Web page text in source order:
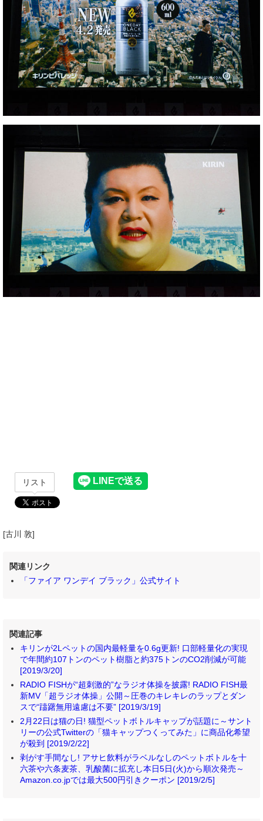
リスト
[古川 敦]
関連リンク
「ファイア ワンデイ ブラック」公式サイト
関連記事
キリンが2Lペットの国内最軽量を0.6g更新! 口部軽量化の実現
で年間約107トンのペット樹脂と約375トンのCO2削減が可能
[2019/3/20]
RADIO FISHが“超刺激的”なラジオ体操を披露! RADIO FISH最
新MV「超ラジオ体操」公開～圧巻のキレキレのラップとダン
スで“躊躇無用遠慮は不要” [2019/3/19]
2月22日は猫の日! 猫型ペットボトルキャップが話題に～サント
リーの公式Twitterの「猫キャップつくってみた」に商品化希望
が殺到 [2019/2/22]
剥がす手間なし! アサヒ飲料がラベルなしのペットボトルを十
六茶や六条麦茶、乳酸菌に拡充し本日5日(火)から順次発売～
Amazon.co.jpでは最大500円引きクーポン [2019/2/5]